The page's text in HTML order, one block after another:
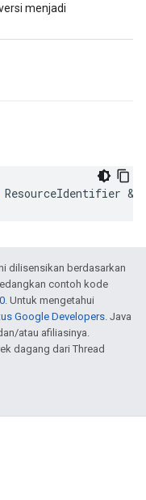
menjadi
ResourceIdentifier &
dilisensikan berdasarkan
contoh kode
. Untuk mengetahui
Google Developers. Java
atau afiliasinya.
dagang dari Thread